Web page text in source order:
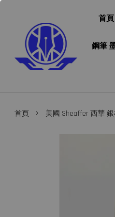
首頁
鋼筆
首頁 › 美國 Sheaffer 西華